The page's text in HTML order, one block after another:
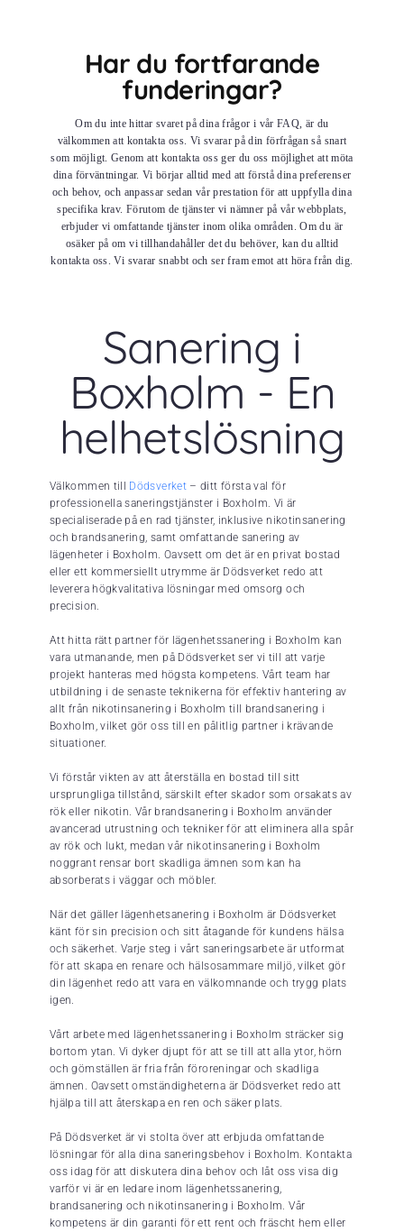
Har du fortfarande
funderingar?
Om du inte hittar svaret på dina frågor i vår FAQ, är du
välkommen att kontakta oss. Vi svarar på din förfrågan så snart
som möjligt. Genom att kontakta oss ger du oss möjlighet att möta
dina förväntningar. Vi börjar alltid med att förstå dina preferenser
och behov, och anpassar sedan vår prestation för att uppfylla dina
specifika krav. Förutom de tjänster vi nämner på vår webbplats,
erbjuder vi omfattande tjänster inom olika områden. Om du är
osäker på om vi tillhandahåller det du behöver, kan du alltid
kontakta oss. Vi svarar snabbt och ser fram emot att höra från dig.
Sanering i
Boxholm - En
helhetslösning
Välkommen till Dödsverket – ditt första val för
professionella saneringstjänster i Boxholm. Vi är
specialiserade på en rad tjänster, inklusive nikotinsanering
och brandsanering, samt omfattande sanering av
lägenheter i Boxholm. Oavsett om det är en privat bostad
eller ett kommersiellt utrymme är Dödsverket redo att
leverera högkvalitativa lösningar med omsorg och
precision.
Att hitta rätt partner för lägenhetssanering i Boxholm kan
vara utmanande, men på Dödsverket ser vi till att varje
projekt hanteras med högsta kompetens. Vårt team har
utbildning i de senaste teknikerna för effektiv hantering av
allt från nikotinsanering i Boxholm till brandsanering i
Boxholm, vilket gör oss till en pålitlig partner i krävande
situationer.
Vi förstår vikten av att återställa en bostad till sitt
ursprungliga tillstånd, särskilt efter skador som orsakats av
rök eller nikotin. Vår brandsanering i Boxholm använder
avancerad utrustning och tekniker för att eliminera alla spår
av rök och lukt, medan vår nikotinsanering i Boxholm
noggrant rensar bort skadliga ämnen som kan ha
absorberats i väggar och möbler.
När det gäller lägenhetsanering i Boxholm är Dödsverket
känt för sin precision och sitt åtagande för kundens hälsa
och säkerhet. Varje steg i vårt saneringsarbete är utformat
för att skapa en renare och hälsosammare miljö, vilket gör
din lägenhet redo att vara en välkomnande och trygg plats
igen.
Vårt arbete med lägenhetssanering i Boxholm sträcker sig
bortom ytan. Vi dyker djupt för att se till att alla ytor, hörn
och gömställen är fria från föroreningar och skadliga
ämnen. Oavsett omständigheterna är Dödsverket redo att
hjälpa till att återskapa en ren och säker plats.
På Dödsverket är vi stolta över att erbjuda omfattande
lösningar för alla dina saneringsbehov i Boxholm. Kontakta
oss idag för att diskutera dina behov och låt oss visa dig
varför vi är en ledare inom lägenhetssanering,
brandsanering och nikotinsanering i Boxholm. Vår
kompetens är din garanti för ett rent och fräscht hem eller